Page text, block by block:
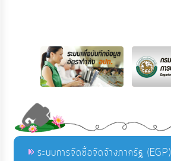
ระบบการจัดซื้อจัดจ้างภาครัฐ (EGP)